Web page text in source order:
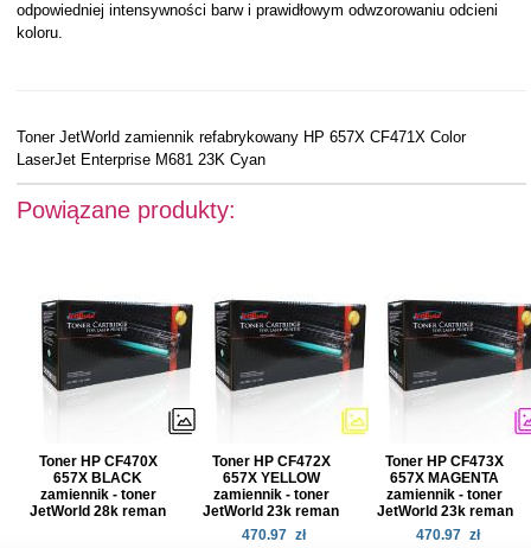
odpowiedniej intensywności barw i prawidłowym odwzorowaniu odcieni
koloru.
Toner JetWorld zamiennik refabrykowany HP 657X CF471X Color
LaserJet Enterprise M681 23K Cyan
Powiązane produkty:
Toner HP CF470X
657X BLACK
zamiennik - toner
JetWorld 28k reman
Toner HP CF472X
657X YELLOW
zamiennik - toner
JetWorld 23k reman
470.97 zł
Toner HP CF473X
657X MAGENTA
zamiennik - toner
JetWorld 23k reman
470.97 zł